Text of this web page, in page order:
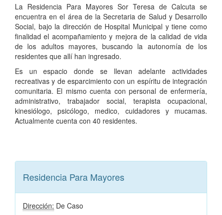
La Residencia Para Mayores Sor Teresa de Calcuta se
encuentra en el área de la Secretaria de Salud y Desarrollo
Social, bajo la dirección de Hospital Municipal y tiene como
finalidad el acompañamiento y mejora de la calidad de vida
de los adultos mayores, buscando la autonomía de los
residentes que allí han ingresado.
Es un espacio donde se llevan adelante actividades
recreativas y de esparcimiento con un espíritu de integración
comunitaria. El mismo cuenta con personal de enfermería,
administrativo, trabajador social, terapista ocupacional,
kinesiólogo, psicólogo, medico, cuidadores y mucamas.
Actualmente cuenta con 40 residentes.
Residencia Para Mayores
Dirección: De Caso